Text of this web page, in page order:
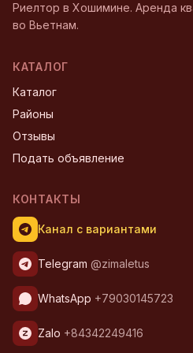
Риелтор в Хошимине. Аренда
во Вьетнам.
КАТАЛОГ
Каталог
Районы
Отзывы
Подать объявление
КОНТАКТЫ
Канал с вариантами
Telegram @zimaletus
WhatsApp +79030145723
Zalo +84342249416